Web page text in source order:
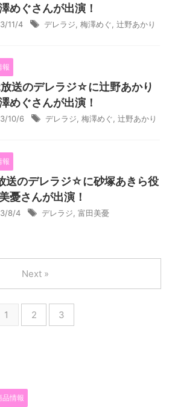
めぐさんが出演！
11/4 デレラジ 梅澤めぐ 辻野あかり
報
送のデレラジ☆に辻野あかり
めぐさんが出演！
10/6 デレラジ 梅澤めぐ 辻野あかり
報
送のデレラジ☆に砂塚あきら役
憂さんが出演！
8/4 デレラジ 富田美憂
1 2 3
Next »
品情報